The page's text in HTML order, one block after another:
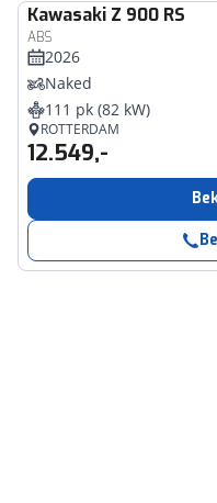
Kawasaki Z 900 RS
ABS
2026
Naked
111 pk (82 kW)
ROTTERDAM
12.549,-